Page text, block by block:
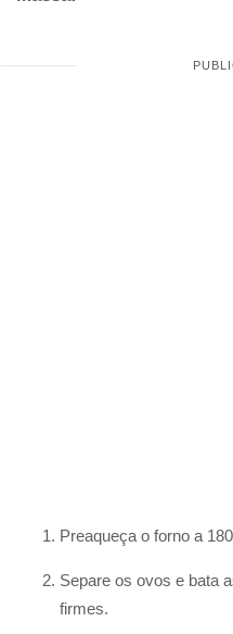
Preaqueça o forno a
Separe os ovos e bata
firmes.